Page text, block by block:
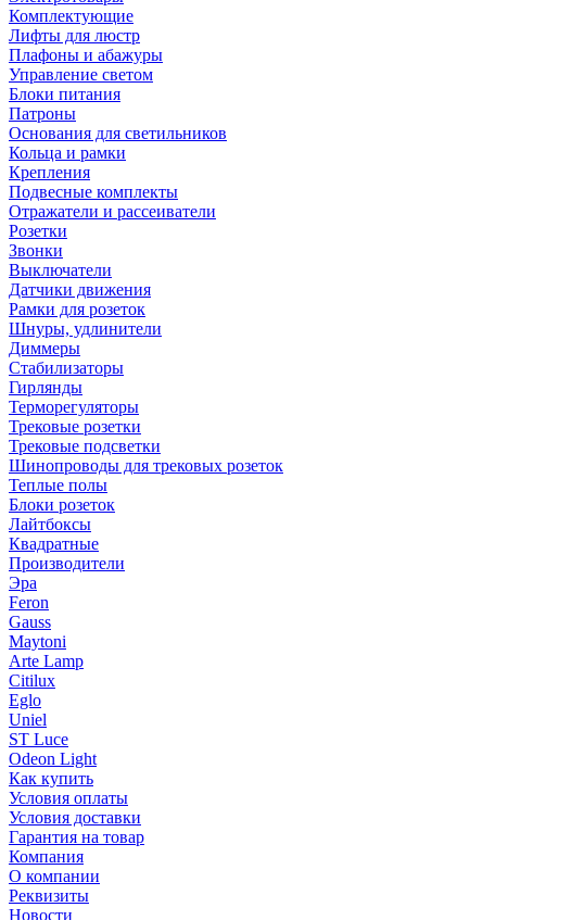
Комплектующие
Лифты для люстр
Плафоны и абажуры
Управление светом
Блоки питания
Патроны
Основания для светильников
Кольца и рамки
Крепления
Подвесные комплекты
Отражатели и рассеиватели
Розетки
Звонки
Выключатели
Датчики движения
Рамки для розеток
Шнуры, удлинители
Диммеры
Стабилизаторы
Гирлянды
Терморегуляторы
Трековые розетки
Трековые подсветки
Шинопроводы для трековых розеток
Теплые полы
Блоки розеток
Лайтбоксы
Квадратные
Производители
Эра
Feron
Gauss
Maytoni
Arte Lamp
Citilux
Eglo
Uniel
ST Luce
Odeon Light
Как купить
Условия оплаты
Условия доставки
Гарантия на товар
Компания
О компании
Реквизиты
Новости